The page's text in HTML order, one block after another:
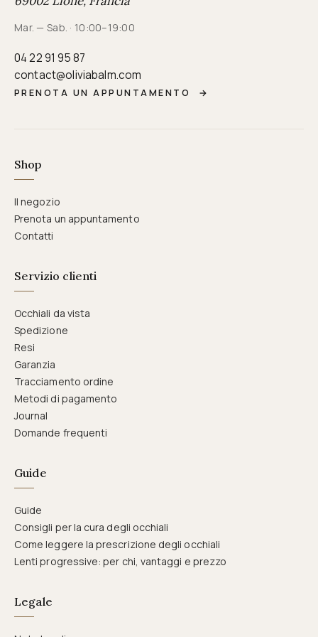
Mar. — Sab. · 10:00–19:00
04 22 91 95 87
contact@oliviabalm.com
PRENOTA UN APPUNTAMENTO →
Shop
Il negozio
Prenota un appuntamento
Contatti
Servizio clienti
Occhiali da vista
Spedizione
Resi
Garanzia
Tracciamento ordine
Metodi di pagamento
Journal
Domande frequenti
Guide
Guide
Consigli per la cura degli occhiali
Come leggere la prescrizione degli occhiali
Lenti progressive: per chi, vantaggi e prezzo
Legale